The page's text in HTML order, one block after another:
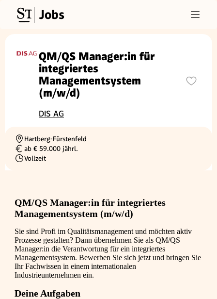
Jobs
QM/QS Manager:in für
integriertes
Managementsystem
(m/w/d)
DIS AG
Ortschaft
Hartberg-Fürstenfeld
Gehalt
ab € 59.000 jährl.
Beschäftigungsart
Vollzeit
QM/QS Manager:in für integriertes
Managementsystem (m/w/d)
Sie sind Profi im Qualitätsmanagement und möchten aktiv
Prozesse gestalten? Dann übernehmen Sie als QM/QS
Manager:in die Verantwortung für ein integriertes
Managementsystem. Bewerben Sie sich jetzt und bringen Sie
Ihr Fachwissen in einem internationalen
Industrieunternehmen ein.
Deine Aufgaben